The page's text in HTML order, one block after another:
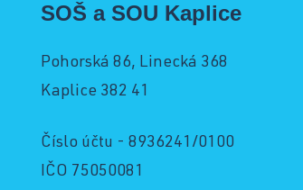
SOŠ a SOU Kaplice
Pohorská 86, Linecká 368
Kaplice 382 41
Číslo účtu - 8936241/0100
IČO 75050081